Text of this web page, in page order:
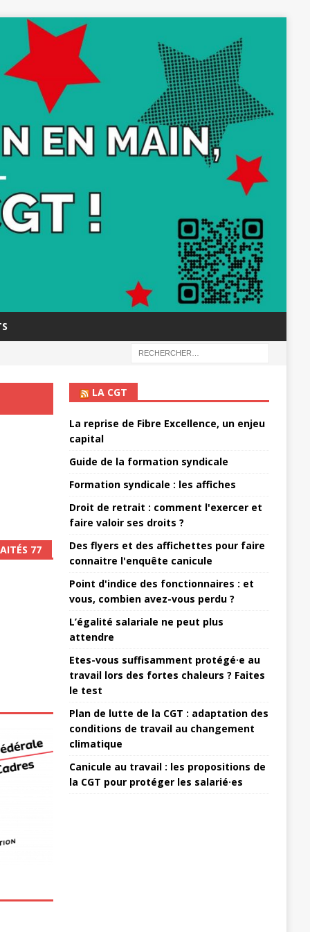
77
LA CGT
La reprise de Fibre Excellence, un enjeu
capital
Guide de la formation syndicale
Formation syndicale : les affiches
Droit de retrait : comment l'exercer et
faire valoir ses droits ?
Des flyers et des affichettes pour faire
connaitre l'enquête canicule
Point d'indice des fonctionnaires : et
vous, combien avez-vous perdu ?
L’égalité salariale ne peut plus
attendre
Etes-vous suffisamment protégé·e au
travail lors des fortes chaleurs ? Faites
le test
Plan de lutte de la CGT : adaptation des
conditions de travail au changement
climatique
Canicule au travail : les propositions de
la CGT pour protéger les salarié·es